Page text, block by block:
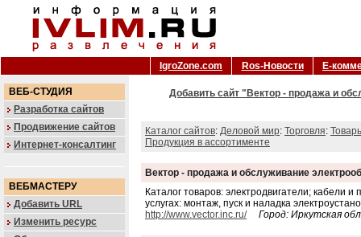
IgroZone.com Ros-Новости Е-
ВЕБ-СТУДИЯ
Разработка сайтов
Продвижение сайтов
Интернет-консалтинг
ВЕБМАСТЕРУ
Добавить URL
Изменить ресурс
Добавить сайт "Вектор - продажа и
Каталог сайтов: Деловой мир: Торговля:
Продукция в ассортименте
Вектор - продажа и обслуживание
Каталог товаров: электродвигатели; кабели
услугах: монтаж, пуск и наладка
http://www.vector.inc.ru/
Город: Иркутская